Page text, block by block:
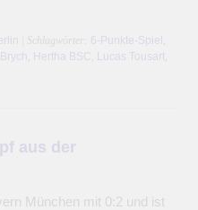
| Schlagwörter: 6-Punkte-Spiel
Hertha BSC Lucas Tousart
aus der
München mit 0:2 und ist